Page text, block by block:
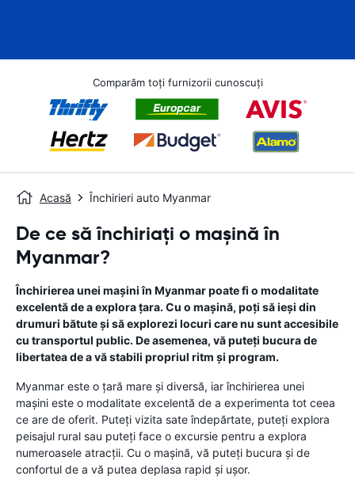
Comparăm toți furnizorii cunoscuți
Acasă Închirieri auto Myanmar
De ce să închiriați o mașină în
Myanmar?
Închirierea unei mașini în Myanmar poate fi o modalitate
excelentă de a explora țara. Cu o mașină, poți să ieși din
drumuri bătute și să explorezi locuri care nu sunt accesibile
cu transportul public. De asemenea, vă puteți bucura de
libertatea de a vă stabili propriul ritm și program.
Myanmar este o țară mare și diversă, iar închirierea unei
mașini este o modalitate excelentă de a experimenta tot ceea
ce are de oferit. Puteți vizita sate îndepărtate, puteți explora
peisajul rural sau puteți face o excursie pentru a explora
numeroasele atracții. Cu o mașină, vă puteți bucura și de
confortul de a vă putea deplasa rapid și ușor.